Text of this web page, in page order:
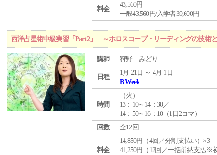
料金
43,560円
一般43,560円/入学者39,600円
西洋占星術中級実習「Part2」 ～ホロスコープ・リーディングの技術
講師 狩野 みどり
日程
1月 21日 ～ 4月 1日
B Week
時間
（火 ）
13：10～14：30／
14：50～16：10（1日2コマ）
回数
全12回
料金
14,850円（4回／分割支払い）×3
41,250円（12回／一括前納支払※